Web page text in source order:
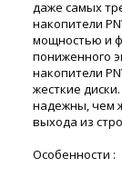
даже самых
накопители
мощностью и
пониженного
накопители
жесткие диски.
надежны, чем
выхода из
Особенности :